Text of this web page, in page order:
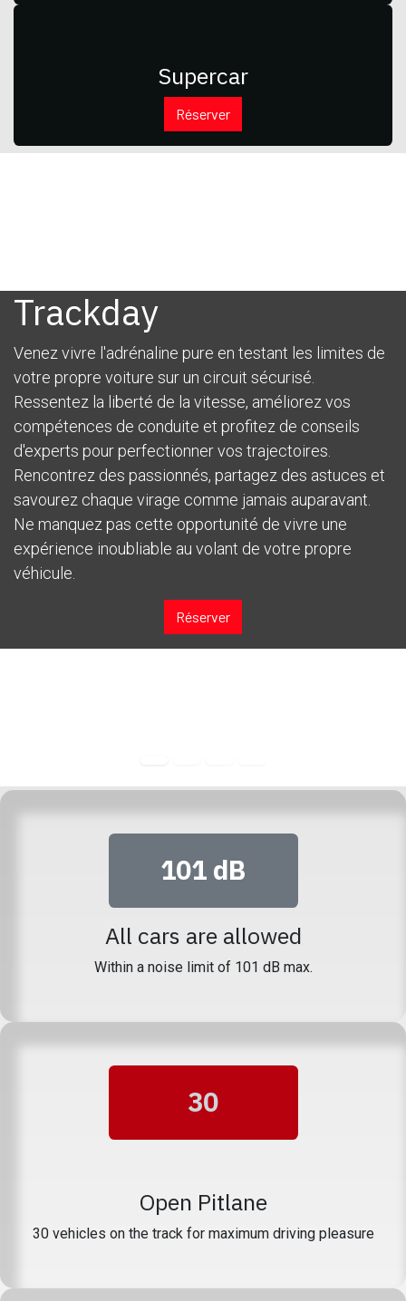
Supercar
Réserver
Trackday
Venez vivre l'adrénaline pure en testant les limites de
votre propre voiture sur un circuit sécurisé.
Ressentez la liberté de la vitesse, améliorez vos
compétences de conduite et profitez de conseils
d'experts pour perfectionner vos trajectoires.
Rencontrez des passionnés, partagez des astuces et
savourez chaque virage comme jamais auparavant.
Ne manquez pas cette opportunité de vivre une
expérience inoubliable au volant de votre propre
véhicule.
Réserver
101 dB
All cars are allowed
Within a noise limit of 101 dB max.
30
Open Pitlane
30 vehicles on the track for maximum driving pleasure